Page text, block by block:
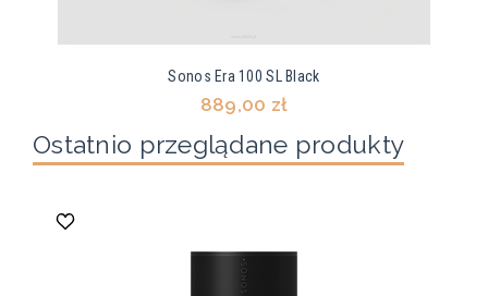
Sonos Era 100 SL Black
889,00 zł
Ostatnio przeglądane produkty